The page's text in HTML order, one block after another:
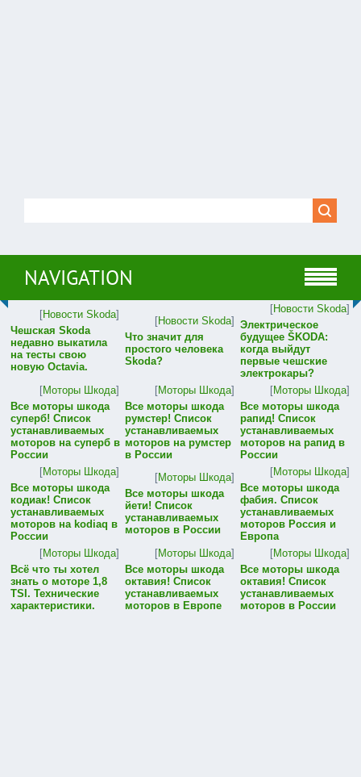
NAVIGATION
[Новости Skoda]
Чешская Skoda
недавно выкатила
на тесты свою
новую Octavia.
[Новости Skoda]
Что значит для
простого человека
Skoda?
[Новости Skoda]
Электрическое
будущее ŠKODA:
когда выйдут
первые чешские
электрокары?
[Моторы Шкода]
Все моторы шкода
суперб! Список
устанавливаемых
моторов на суперб в
России
[Моторы Шкода]
Все моторы шкода
румстер! Список
устанавливаемых
моторов на румстер
в России
[Моторы Шкода]
Все моторы шкода
рапид! Список
устанавливаемых
моторов на рапид в
России
[Моторы Шкода]
Все моторы шкода
кодиак! Список
устанавливаемых
моторов на kodiaq в
России
[Моторы Шкода]
Все моторы шкода
йети! Список
устанавливаемых
моторов в России
[Моторы Шкода]
Все моторы шкода
фабия. Список
устанавливаемых
моторов Россия и
Европа
[Моторы Шкода]
Всё что ты хотел
знать о моторе 1,8
TSI. Технические
характеристики.
[Моторы Шкода]
Все моторы шкода
октавия! Список
устанавливаемых
моторов в Европе
[Моторы Шкода]
Все моторы шкода
октавия! Список
устанавливаемых
моторов в России